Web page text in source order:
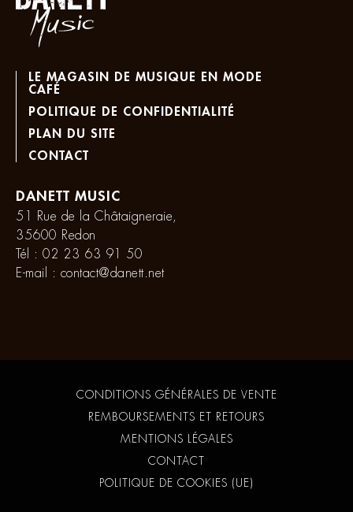
LE MAGASIN DE MUSIQUE EN MODE
CAFÉ
POLITIQUE DE CONFIDENTIALITÉ
PLAN DU SITE
CONTACT
DANETT MUSIC
51 Rue de la Châtaigneraie,
35600 Redon
Tél : 02 23 63 91 50
E-mail : contact@danett.net
CONDITIONS GÉNÉRALES DE VENTE
REMBOURSEMENTS ET RETOURS
MENTIONS LÉGALES
CONTACT
POLITIQUE DE COOKIES (UE)